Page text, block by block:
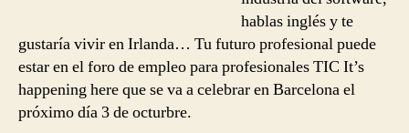
hablas inglés y te
gustaría vivir en Irlanda… Tu futuro profesional puede
estar en el foro de empleo para profesionales TIC It’s
happening here que se va a celebrar en Barcelona el
próximo día 3 de octurbre.